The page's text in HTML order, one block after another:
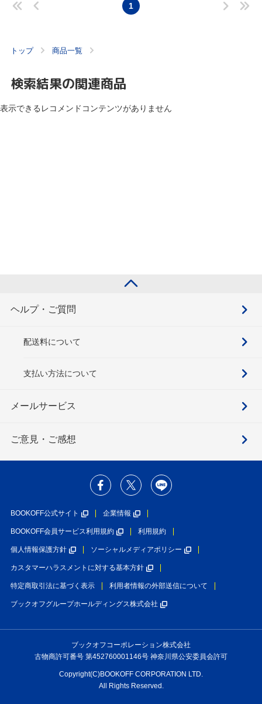
1
トップ 商品一覧
検索結果の関連商品
表示できるレコメンドコンテンツがありません
ヘルプ・ご質問
配送料について
支払い方法について
メールサービス
ご意見・ご感想
BOOKOFF公式サイト 企業情報
BOOKOFF会員サービス利用規約 利用規約
個人情報保護方針 ソーシャルメディアポリシー
カスタマーハラスメントに対する基本方針
特定商取引法に基づく表示 利用者情報の外部送信について
ブックオフグループホールディングス株式会社
ブックオフコーポレーション株式会社
古物商許可番号 第452760001146号 神奈川県公安委員会許可
Copyright(C)BOOKOFF CORPORATION LTD.
All Rights Reserved.